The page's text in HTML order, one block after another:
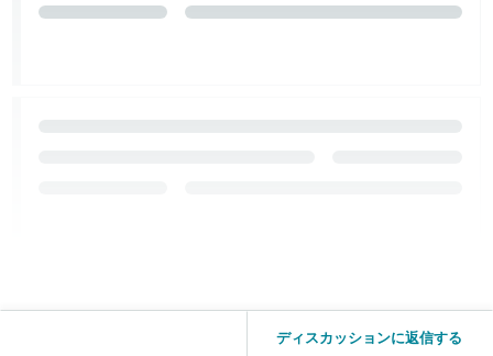
ディスカッションに返信する